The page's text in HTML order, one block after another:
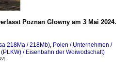
Poznan Glowny am 3 Mai 2024.
218Ma / 218Mb) Polen / Unternehmen /
/ Eisenbahn der Woiwodschaft)